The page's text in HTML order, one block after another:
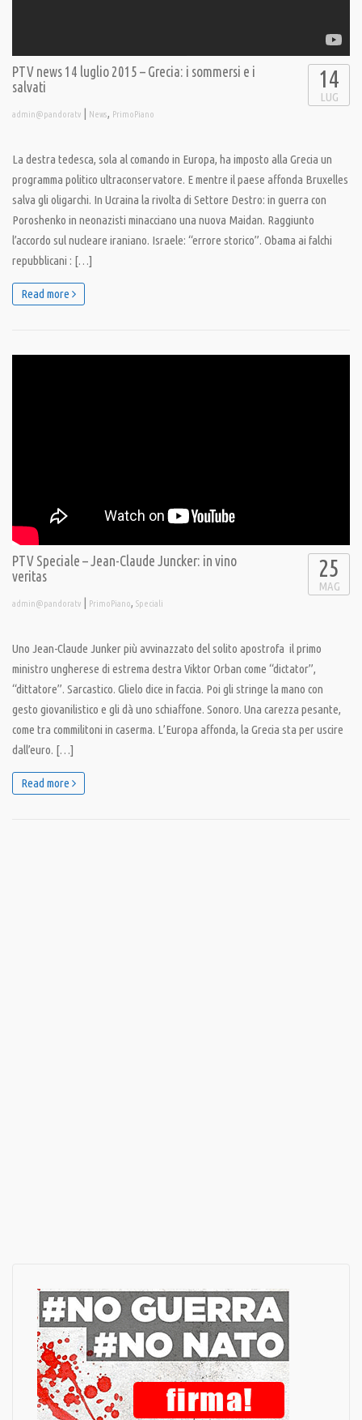
PTV news 14 luglio 2015 – Grecia: i sommersi e i
salvati
admin@pandoratv | News, PrimoPiano
14
LUG
La destra tedesca, sola al comando in Europa, ha imposto alla Grecia un
programma politico ultraconservatore. E mentre il paese affonda Bruxelles
salva gli oligarchi. In Ucraina la rivolta di Settore Destro: in guerra con
Poroshenko in neonazisti minacciano una nuova Maidan. Raggiunto
l’accordo sul nucleare iraniano. Israele: “errore storico”. Obama ai falchi
repubblicani : […]
Read more
PTV Speciale – Jean-Claude Juncker: in vino
veritas
admin@pandoratv | PrimoPiano, Speciali
25
MAG
Uno Jean-Claude Junker più avvinazzato del solito apostrofa il primo
ministro ungherese di estrema destra Viktor Orban come “dictator”,
“dittatore”. Sarcastico. Glielo dice in faccia. Poi gli stringe la mano con
gesto giovanilistico e gli dà uno schiaffone. Sonoro. Una carezza pesante,
come tra commilitoni in caserma. L’Europa affonda, la Grecia sta per uscire
dall’euro. […]
Read more